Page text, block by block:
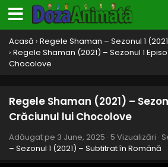
Acasă › Regele Shaman – Sezonul 1
› Regele Shaman (2021) – Sezonul 1
Chocolove
Regele Shaman (2021) –
Crăciunul lui Chocolove
Adăugat pe 3 June, 2025 · 5 Vizualizări ·
– Sezonul 1 (2021) – Subtitrat în Română
Osore Le Voile Partea I
Eps 30 - Osore Le Voile Partea
Regele Shaman (2021)
Emeth
Regele Shaman (2021) –
Decizia lui Yoh
Regele Shaman (2021) –
Adio pentru totdeauna